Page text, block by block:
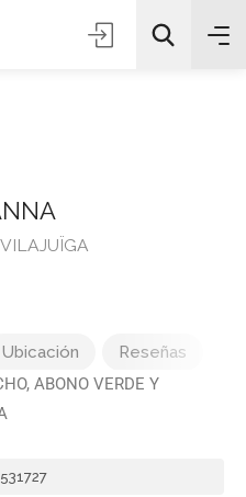
Ubicación
Reseñas
ABONO VERDE Y